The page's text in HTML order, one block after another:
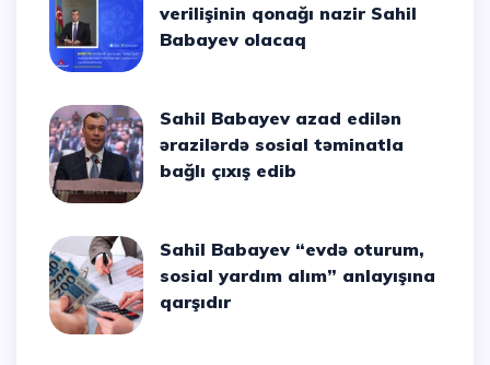
verilişinin qonağı nazir Sahil
Babayev olacaq
Sahil Babayev azad edilən
ərazilərdə sosial təminatla
bağlı çıxış edib
Sahil Babayev “evdə oturum,
sosial yardım alım” anlayışına
qarşıdır